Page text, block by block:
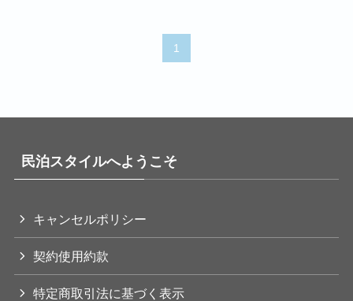
1
民泊スタイルへようこそ
キャンセルポリシー
契約使用約款
特定商取引法に基づく表示